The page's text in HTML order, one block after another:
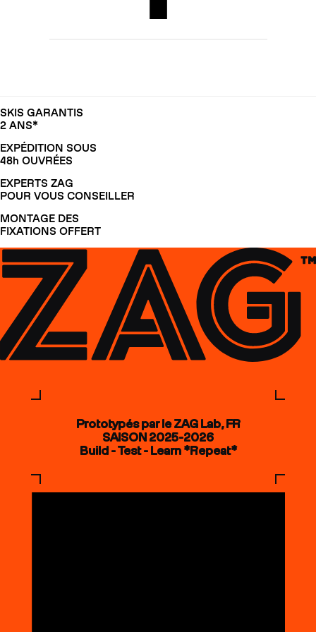
SKIS GARANTIS
2 ANS*
EXPÉDITION SOUS
48h OUVRÉES
EXPERTS ZAG
POUR VOUS CONSEILLER
MONTAGE DES
FIXATIONS OFFERT
Prototypés par le ZAG Lab, FR
SAISON 2025-2026
Build - Test - Learn *Repeat*